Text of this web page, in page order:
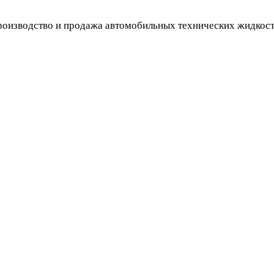
и продажа автомобильных технических